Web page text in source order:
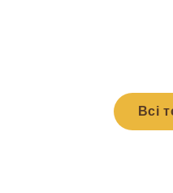
Всі